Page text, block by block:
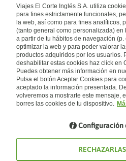
Quiénes somos
Financiación
Sostenibilidad
Turismo accesible
Tarjeta El Corte Inglés
Trabaja con nosotros
El Corte Inglés
Canal Ético
Enlaces de interés
Guías de viaje
Catálogos
Auto check-in
Condiciones Generales
Política de privacidad
Política de cookies
Accesibilidad
Empresas/ Grupos
Internacional
España
Visita nuestro blog
Blog de Viajes el Corte inglés
Viajes El Corte Inglés S.A. utiliza
para fines estrictamente funcionales,
la web, así como para fines analíticos,
(tanto general como personalizada)
a partir de tu hábitos de navegación
optimizar la web y para poder valorar
productos adquiridos por los usuarios.
deshabilitar estas cookies haz click en
Puedes obtener más información en
Pulsa el botón Aceptar Cookies para
aceptado la información presentada.
volveremos a mostrarte este mensaje,
borres las cookies de tu dispositivo.
Configuración